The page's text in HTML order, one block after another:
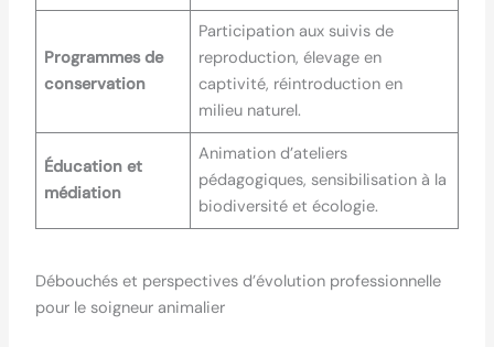
Programmes de
conservation
Participation aux suivis de
reproduction, élevage en
captivité, réintroduction en
milieu naturel.
Éducation et
médiation
Animation d’ateliers
pédagogiques, sensibilisation à la
biodiversité et écologie.
Débouchés et perspectives d’évolution professionnelle
pour le soigneur animalier